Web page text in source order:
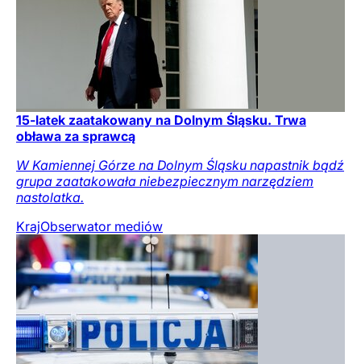
15-latek zaatakowany na Dolnym Śląsku. Trwa
obława za sprawcą
W Kamiennej Górze na Dolnym Śląsku napastnik bądź
grupa zaatakowała niebezpiecznym narzędziem
nastolatka.
KrajObserwator mediów